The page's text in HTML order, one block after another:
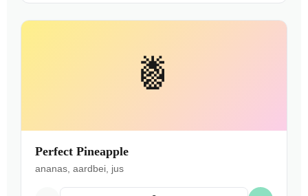
🍍
Perfect Pineapple
ananas, aardbei, jus